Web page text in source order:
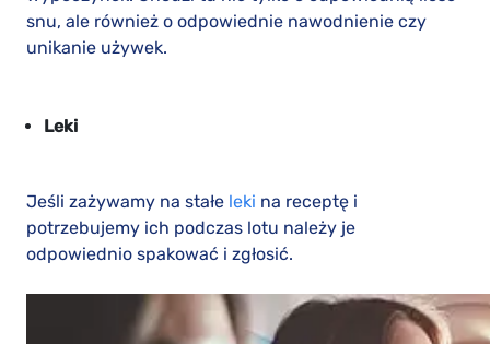
snu, ale również o odpowiednie nawodnienie czy
unikanie używek.
Leki
Jeśli zażywamy na stałe leki na receptę i
potrzebujemy ich podczas lotu należy je
odpowiednio spakować i zgłosić.